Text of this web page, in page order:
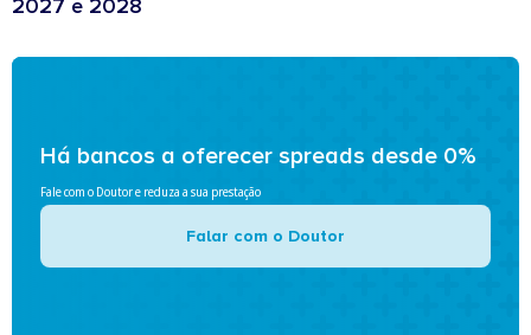
2027 e 2028
Há bancos a oferecer spreads desde 0%
Fale com o Doutor e reduza a sua prestação
Falar com o Doutor